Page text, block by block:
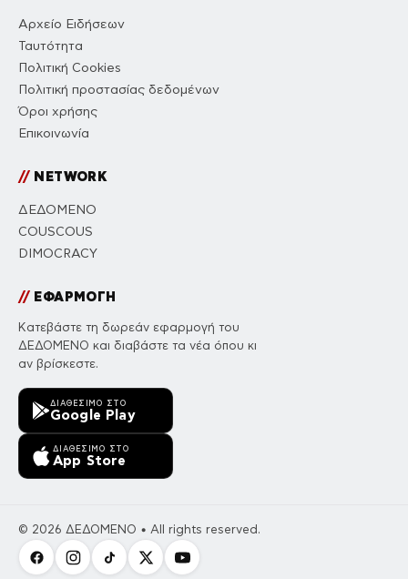
Αρχείο Ειδήσεων
Ταυτότητα
Πολιτική Cookies
Πολιτική προστασίας δεδομένων
Όροι χρήσης
Επικοινωνία
//NETWORK
ΔΕΔΟΜΕΝΟ
COUSCOUS
DIMOCRACY
//ΕΦΑΡΜΟΓΗ
Κατεβάστε τη δωρεάν εφαρμογή του
ΔΕΔΟΜΕΝΟ και διαβάστε τα νέα όπου κι
αν βρίσκεστε.
ΔΙΑΘΈΣΙΜΟ ΣΤΟ
Google Play
ΔΙΑΘΈΣΙΜΟ ΣΤΟ
App Store
© 2026 ΔΕΔΟΜΕΝΟ • All rights reserved.